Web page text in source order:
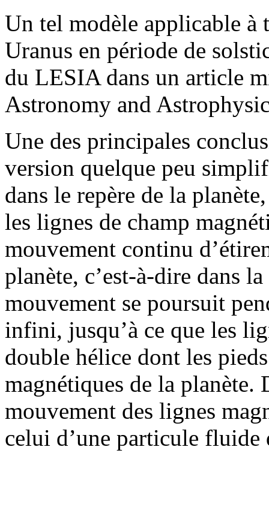
Un tel modèle applicable à
Uranus en période de
du LESIA dans un article
Astronomy and
Une des principales
version quelque peu
dans le repère de la
les lignes de champ
mouvement continu
planète, c’est-à-dire dans
mouvement se poursuit
infini, jusqu’à ce que les
double hélice dont les
magnétiques de la planète.
mouvement des lignes
celui d’une particule fluide